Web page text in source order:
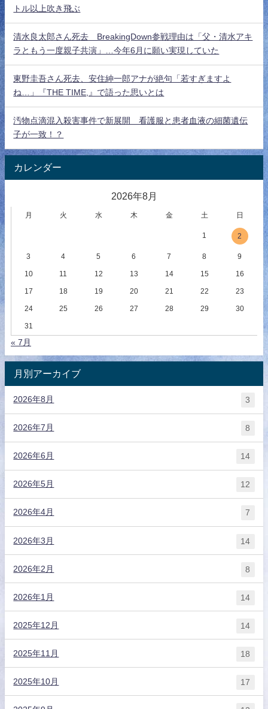
トル以上吹き飛ぶ
清水良太郎さん死去 BreakingDown参戦理由は「父・清水アキ
ラともう一度親子共演」…今年6月に願い実現していた
東野圭吾さん死去、安住紳一郎アナが絶句「若すぎますよ
ね…」『THE TIME,』で語った思いとは
汚物点滴混入殺害事件で新展開 看護服と患者血液の細菌遺伝
子が一致！？
カレンダー
2026年8月
月 火 水 木 金 土 日
1 2
3 4 5 6 7 8 9
10 11 12 13 14 15 16
17 18 19 20 21 22 23
24 25 26 27 28 29 30
31
« 7月
月別アーカイブ
2026年8月 3
2026年7月 8
2026年6月 14
2026年5月 12
2026年4月 7
2026年3月 14
2026年2月 8
2026年1月 14
2025年12月 14
2025年11月 18
2025年10月 17